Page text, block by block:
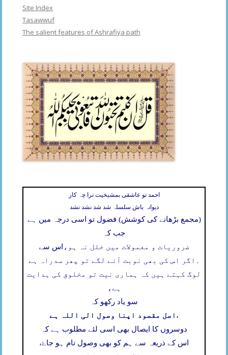
Site Index
Tasawwuf
The salient features of Ashrafiya path
احمد تو عاشقی بمشیخیت ترا چہ کار
دیوانہ باش سلسلہ شد شد نشد نشد
(مجمع بڑھانے کی کوشش) فضول تو اسی درجہ میں ہے
جب کہ
اس سے ضروریات و معمولات میں خلل نہ ہو،
اگر اس کی بھی نوبت آنے لگے تو پھر سدراہ ہے
لوگ کہتے ہیں کہ ہماری نیت تو مخلوق کی ہدایت
ہے،
سو یاد رکھو کہ
اصل مقصود اپنا وصول الی اللہ ہے ،
دوسروں کا ایصال بھی اسی لئے مطلوب ہے کہ
اس کے ذریعہ سے ہم کو بھی وصول تام ہو جاۓ،